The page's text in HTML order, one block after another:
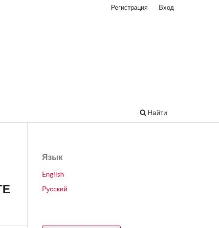
Найти
Регистрация Вход
Язык
English
Русский